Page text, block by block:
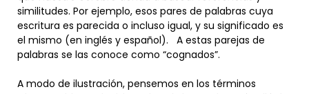
similitudes. Por ejemplo, esos pares de palabras cuya
escritura es parecida o incluso igual, y su significado es
el mismo (en inglés y español). A estas parejas de
palabras se las conoce como “cognados”.
A modo de ilustración, pensemos en los términos